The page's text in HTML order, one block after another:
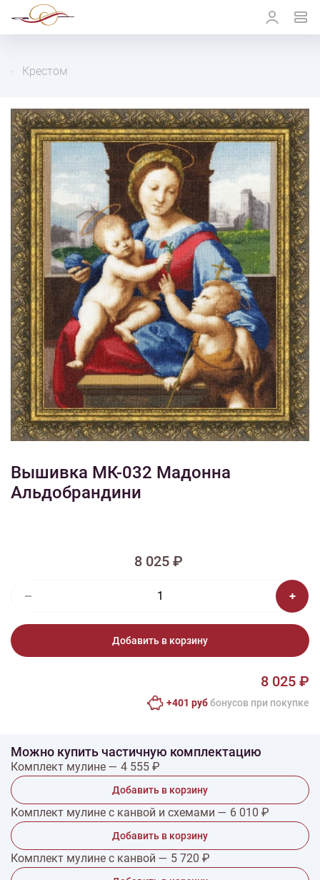
Крестом
1/2
Изображения и цвет представленного товара могут незначительно
отличаться от оригинала продукции, взависимости от разрешения и
настроек вашего монитора, а также условий освещения при съемке
Вышивка МК-032 Мадонна
Альдобрандини
8 025 ₽
Добавить в корзину
8 025 ₽
+401 руббонусов при покупке
Можно купить частичную комплектацию
Комплект мулине — 4 555 ₽
Добавить в корзину
Комплект мулине с канвой и схемами — 6 010 ₽
Добавить в корзину
Комплект мулине с канвой — 5 720 ₽